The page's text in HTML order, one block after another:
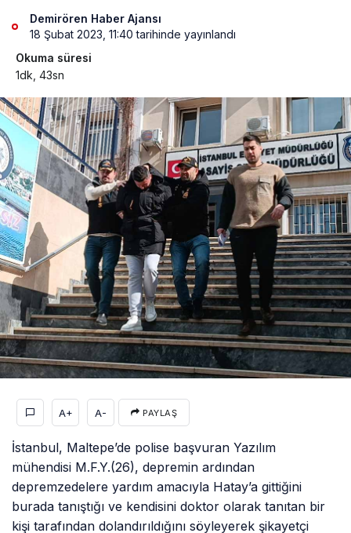
Demirören Haber Ajansı
18 Şubat 2023, 11:40 tarihinde yayınlandı
Okuma süresi
1dk, 43sn
A+ A- PAYLAŞ
İstanbul, Maltepe’de polise başvuran Yazılım
mühendisi M.F.Y.(26), depremin ardından
depremzedelere yardım amacıyla Hatay’a gittiğini
burada tanıştığı ve kendisini doktor olarak tanıtan bir
kişi tarafından dolandırıldığını söyleyerek şikayetçi